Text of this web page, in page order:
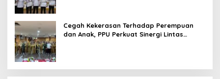
Cegah Kekerasan Terhadap Perempuan
dan Anak, PPU Perkuat Sinergi Lintas